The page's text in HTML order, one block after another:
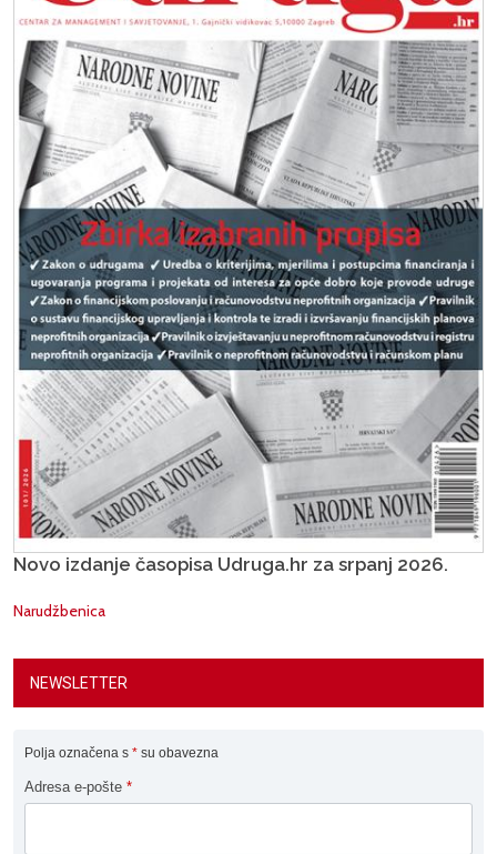
Novo izdanje časopisa Udruga.hr za srpanj 2026.
Narudžbenica
NEWSLETTER
Polja označena s * su obavezna
Adresa e-pošte *